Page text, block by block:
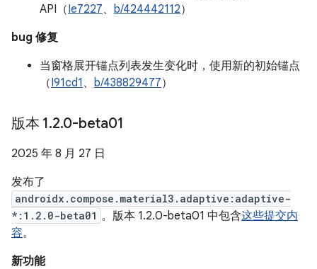
API（Ie7227、 b/424442112）
bug 修复
当窗格展开锚点列表发生变化时，使用新的初始锚点
（I91cd1 、 b/438829477）
版本 1.2.0-beta01
2025 年 8 月 27 日
发布了
androidx.compose.material3.adaptive:adaptive-
*:1.2.0-beta01 。版本 1.2.0-beta01 中包含这些提交内
容。
新功能